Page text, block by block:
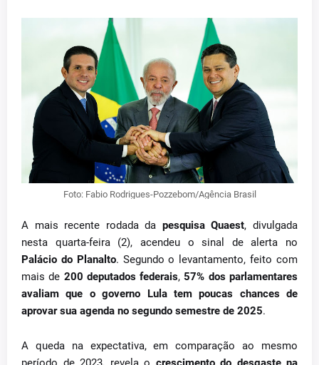
Foto: Fabio Rodrigues-Pozzebom/Agência Brasil
A mais recente rodada da pesquisa Quaest, divulgada
nesta quarta-feira (2), acendeu o sinal de alerta no
Palácio do Planalto. Segundo o levantamento, feito com
mais de 200 deputados federais,57% dos parlamentares
avaliam que o governo Lula tem poucas chances de
aprovar sua agenda no segundo semestre de 2025.
A queda na expectativa, em comparação ao mesmo